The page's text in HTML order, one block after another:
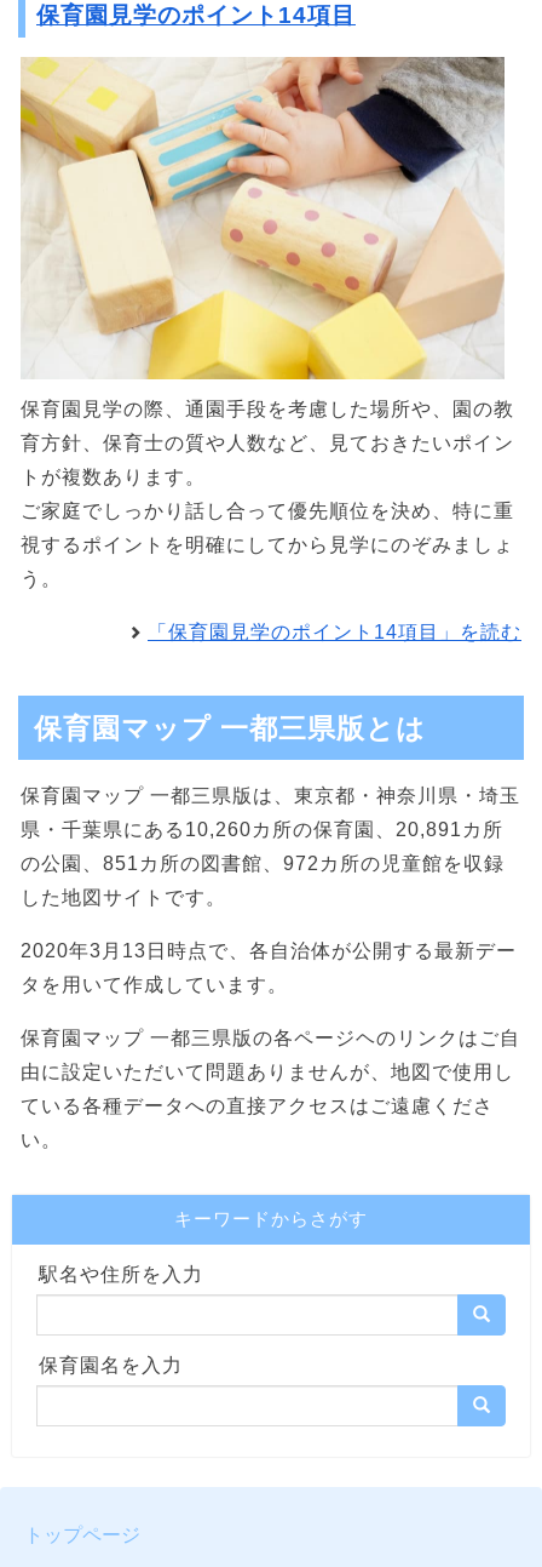
保育園見学のポイント14項目
保育園見学の際、通園手段を考慮した場所や、園の教
育方針、保育士の質や人数など、見ておきたいポイン
トが複数あります。
ご家庭でしっかり話し合って優先順位を決め、特に重
視するポイントを明確にしてから見学にのぞみましょ
う。
「保育園見学のポイント14項目」を読む
保育園マップ 一都三県版とは
保育園マップ 一都三県版は、東京都・神奈川県・埼玉
県・千葉県にある10,260カ所の保育園、20,891カ所
の公園、851カ所の図書館、972カ所の児童館を収録
した地図サイトです。
2020年3月13日時点で、各自治体が公開する最新デー
タを用いて作成しています。
保育園マップ 一都三県版の各ページヘのリンクはご自
由に設定いただいて問題ありませんが、地図で使用し
ている各種データへの直接アクセスはご遠慮くださ
い。
キーワードからさがす
駅名や住所を入力
保育園名を入力
トップページ